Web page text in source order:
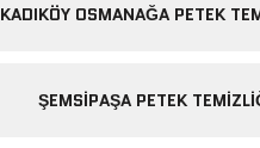
KADIKÖY OSMANAĞA PETEK
ŞEMSIPAŞA PETEK